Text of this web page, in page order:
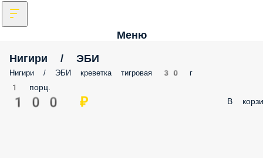
Меню
Нигири / ЭБИ
Нигири / ЭБИ креветка тигровая 30 г
1 порц.
100 ₽ В